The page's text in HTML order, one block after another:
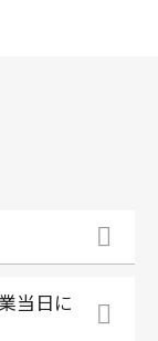
当日に